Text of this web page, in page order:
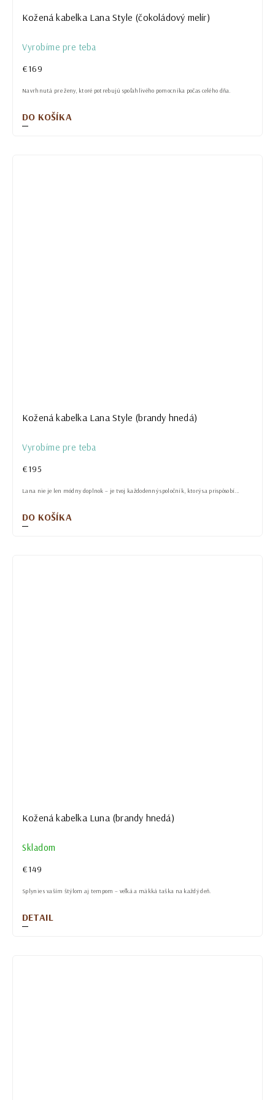
Kožená kabelka Lana Style (čokoládový melír)
Vyrobíme pre teba
€169
DO KOŠÍKA
Navrhnutá pre ženy, ktoré potrebujú spoľahlivého pomocníka počas celého dňa.
Kožená kabelka Lana Style (brandy hnedá)
Vyrobíme pre teba
€195
DO KOŠÍKA
Lana nie je len módny doplnok – je tvoj každodenný spoločník, ktorý sa prispôsobí...
Kožená kabelka Luna (brandy hnedá)
Skladom
€149
DETAIL
Splynie s vaším štýlom aj tempom – veľká a mäkká taška na každý deň.